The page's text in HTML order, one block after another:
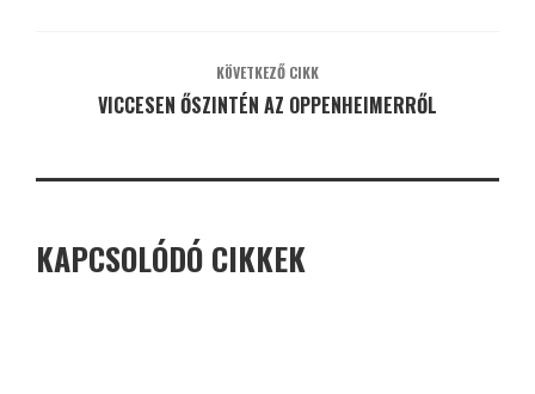
KÖVETKEZŐ CIKK
VICCESEN ŐSZINTÉN AZ OPPENHEIMERRŐL
KAPCSOLÓDÓ CIKKEK